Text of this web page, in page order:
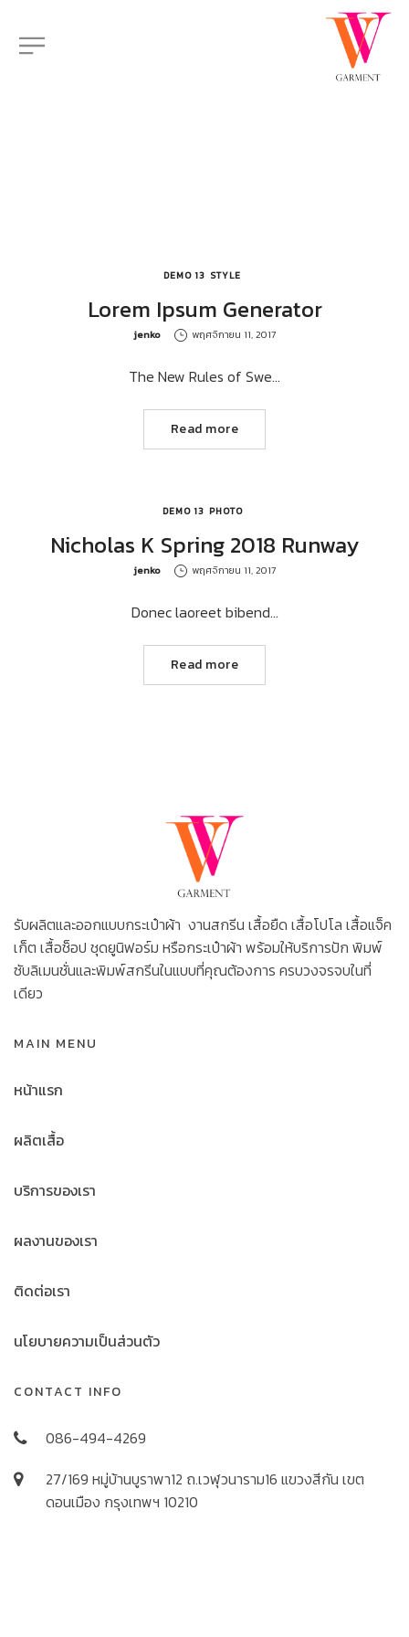
DEMO 13 STYLE
Lorem Ipsum Generator
by
jenko พฤศจิกายน 11, 2017
The New Rules of Swe…
Read more
DEMO 13 PHOTO
Nicholas K Spring 2018 Runway
by
jenko พฤศจิกายน 11, 2017
Donec laoreet bibend…
Read more
รับผลิตและออกแบบกระเป๋าผ้า งานสกรีน เสื้อยืด เสื้อโปโล เสื้อแจ็ค
เก็ต เสื้อช็อป ชุดยูนิฟอร์ม หรือกระเป๋าผ้า พร้อมให้บริการปัก พิมพ์
ซับลิเมนชั่นและพิมพ์สกรีนในแบบที่คุณต้องการ ครบวงจรจบในที่
เดียว
MAIN MENU
หน้าแรก
ผลิตเสื้อ
บริการของเรา
ผลงานของเรา
ติดต่อเรา
นโยบายความเป็นส่วนตัว
CONTACT INFO
086-494-4269
27/169 หมู่บ้านบูราพา12 ถ.เวฬุวนาราม16 แขวงสีกัน เขต
ดอนเมือง กรุงเทพฯ 10210